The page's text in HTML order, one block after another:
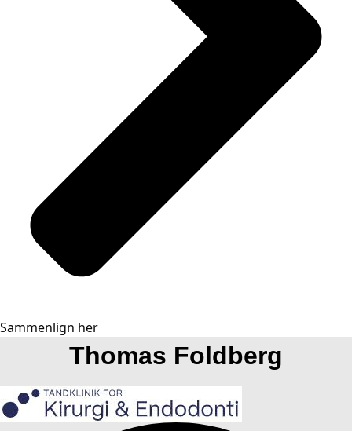
Sammenlign her
Thomas Foldberg